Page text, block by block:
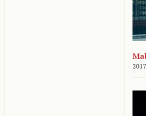
2017